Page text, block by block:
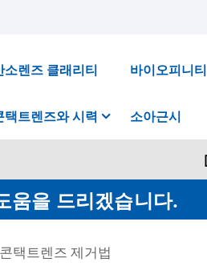
소렌즈 클래리티 바이오피니티
택트렌즈와 시력 소아근시
움을 드리겠습니다.
콘택트렌즈 제거법